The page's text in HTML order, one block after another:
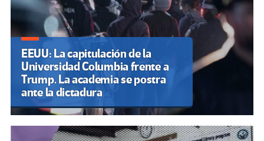
EEUU: La capitulación de la
Universidad Columbia frente a
Trump. La academia se postra
ante la dictadura